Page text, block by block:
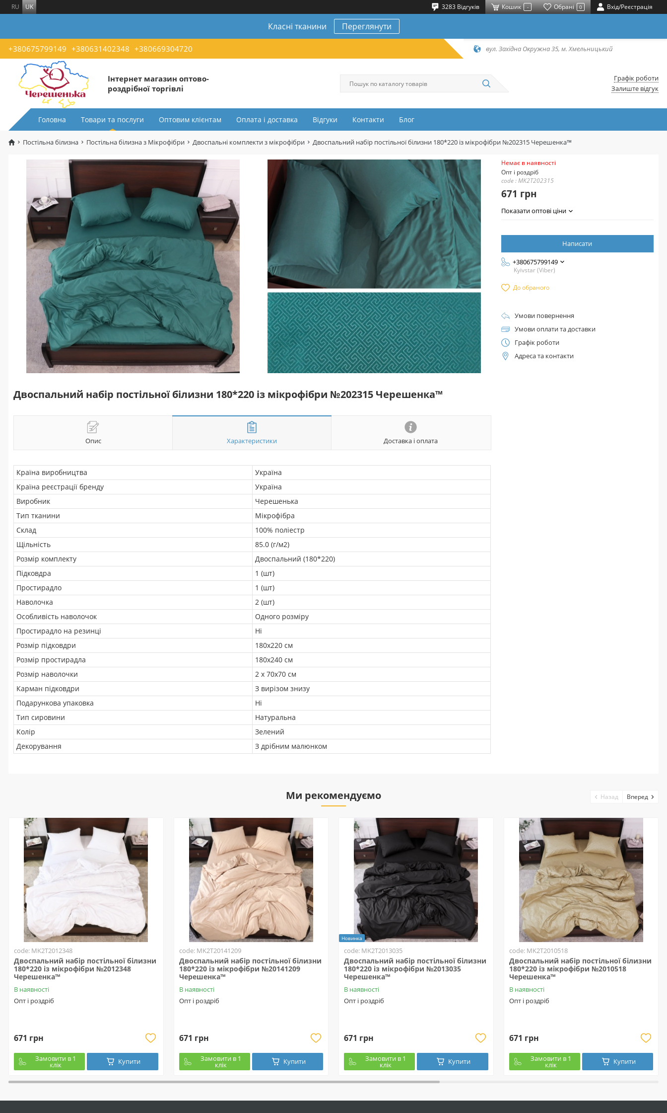
RU UK 3283 Відгуків Кошик - Обрані 0 Вхід/Реєстрація
Класні тканини Переглянути
+380675799149 +380631402348 +380669304720 вул. Західна Окружна 35, м. Хмельницький
Інтернет магазин оптово-
роздрібної торгівлі
Графік роботи
Залиште відгук
Головна Товари та послуги Оптовим клієнтам Оплата і доставка Відгуки Контакти Блог
Постільна білизна Постільна білизна з Мікрофібри Двоспальні комплекти з мікрофібри Двоспальний набір постільної білизни 180*220 із мікрофібри №202315 Черешенка™
Двоспальний набір постільної білизни 180*220 із мікрофібри №202315 Черешенка™
Опис Характеристики Доставка і оплата
Країна виробництва
Україна
Країна реєстрації бренду
Україна
Виробник
Черешенька
Тип тканини
Мікрофібра
Склад
100% поліестр
Щільність
85.0 (г/м2)
Розмір комплекту
Двоспальний (180*220)
Підковдра
1 (шт)
Простирадло
1 (шт)
Наволочка
2 (шт)
Особливість наволочок
Одного розміру
Простирадло на резинці
Ні
Розмір підковдри
180х220 см
Розмір простирадла
180x240 см
Розмір наволочки
2 х 70х70 см
Карман підковдри
З вирізом знизу
Подарункова упаковка
Ні
Тип сировини
Натуральна
Колір
Зелений
Декорування
З дрібним малюнком
Немає в наявності
Опт і роздріб
code : MK2T202315
671 грн
Показати оптові ціни
Написати
+380675799149
Kyivstar (Viber)
До обраного
Умови повернення
Умови оплати та доставки
Графік роботи
Адреса та контакти
Ми рекомендуємо
code: MK2T2012348
Двоспальний набір постільної білизни
180*220 із мікрофібри №2012348
Черешенка™
В наявності
Опт і роздріб
671 грн
Замовити в 1
клік Купити
code: MK2T20141209
Двоспальний набір постільної білизни
180*220 із мікрофібри №20141209
Черешенка™
В наявності
Опт і роздріб
671 грн
Замовити в 1
клік Купити
Новинка
code: MK2T2013035
Двоспальний набір постільної білизни
180*220 із мікрофібри №2013035
Черешенка™
В наявності
Опт і роздріб
671 грн
Замовити в 1
клік Купити
code: MK2T2010518
Двоспальний набір постільної білизни
180*220 із мікрофібри №2010518
Черешенка™
В наявності
Опт і роздріб
671 грн
Замовити в 1
клік Купити
Назад Вперед